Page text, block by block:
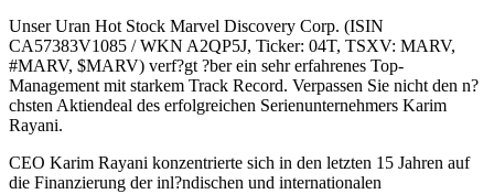
Unser Uran Hot Stock Marvel Discovery Corp. (ISIN
CA57383V1085 / WKN A2QP5J, Ticker: 04T, TSXV: MARV,
#MARV, $MARV) verf?gt ?ber ein sehr erfahrenes Top-
Management mit starkem Track Record. Verpassen Sie nicht den n?
chsten Aktiendeal des erfolgreichen Serienunternehmers Karim
Rayani.
CEO Karim Rayani konzentrierte sich in den letzten 15 Jahren auf
die Finanzierung der inl?ndischen und internationalen